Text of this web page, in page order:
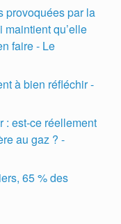
provoquées par la
qu’elle
faire - Le
à bien réfléchir -
: est-ce réellement
au gaz ? -
65 % des